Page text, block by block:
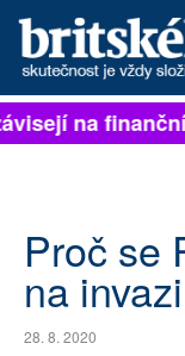
PŘIHLÁSIT
ARCHIV
ROZHOVORY
TÉMATA
na
Proč se
na
28. 8. 2020